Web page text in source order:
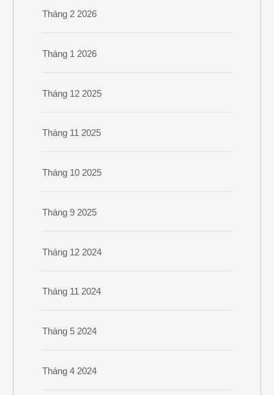
Tháng 2 2026
Tháng 1 2026
Tháng 12 2025
Tháng 11 2025
Tháng 10 2025
Tháng 9 2025
Tháng 12 2024
Tháng 11 2024
Tháng 5 2024
Tháng 4 2024